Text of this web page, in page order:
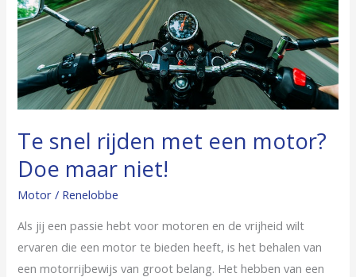
Te snel rijden met een motor?
Doe maar niet!
Motor / Renelobbe
Als jij een passie hebt voor motoren en de vrijheid wilt
ervaren die een motor te bieden heeft, is het behalen van
een motorrijbewijs van groot belang. Het hebben van een
motor?
Doe
maar
niet!